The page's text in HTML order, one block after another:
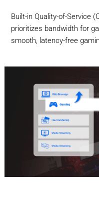
Built-in Quality-of-Service
prioritizes bandwidth for
smooth, latency-free